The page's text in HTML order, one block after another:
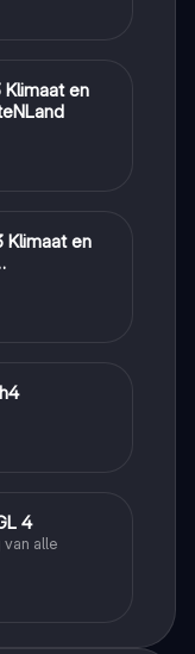
en
Klimaat en
4
van alle